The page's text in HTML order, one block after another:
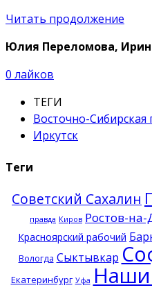
Читать продолжение
Юлия Переломова,
0 лайков
ТЕГИ
Восточно-Сибирская
Иркутск
Теги
Советский Сахалин
правда Киров Ростов-
Красноярский рабочий
Вологда Сыктывкар
Екатеринбург Уфа Наши